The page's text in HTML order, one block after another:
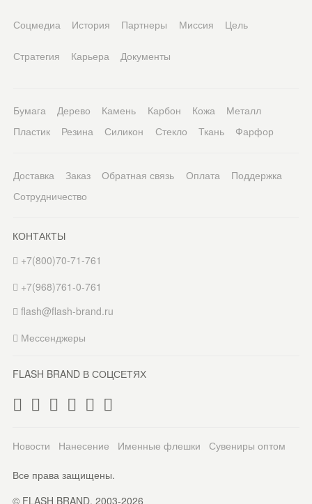
Соцмедиа История Партнеры Миссия Цель
Стратегия Карьера Документы
Бумага Дерево Камень Карбон Кожа
Металл
Пластик
Резина Силикон Стекло Ткань Фарфор
Доставка Заказ Обратная связь Оплата
Поддержка
Сотрудничество
КОНТАКТЫ
+7(800)70-71-761
+7(968)761-0-761
flash@flash-brand.ru
Мессенджеры
FLASH BRAND В СОЦСЕТЯХ
Новости Нанесение Именные флешки Сувениры оптом
Все права защищены.
© FLASH BRAND. 2003-2026